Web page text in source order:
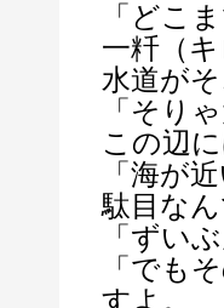
「どこ
一粁（
水道が
「そり
この辺
「海が
駄目なん
「ずい
「でも
すよ。